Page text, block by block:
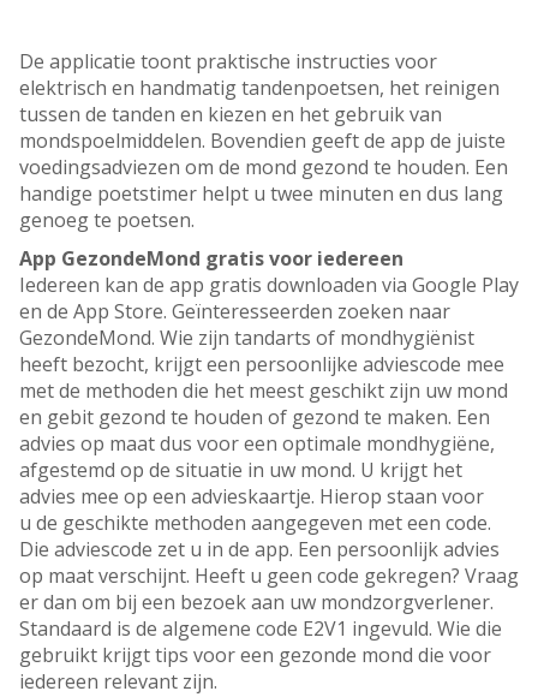
De applicatie toont praktische instructies voor
elektrisch en handmatig tandenpoetsen, het reinigen
tussen de tanden en kiezen en het gebruik van
mondspoelmiddelen. Bovendien geeft de app de juiste
voedingsadviezen om de mond gezond te houden. Een
handige poetstimer helpt u twee minuten en dus lang
genoeg te poetsen.
App GezondeMond gratis voor iedereen
Iedereen kan de app gratis downloaden via Google Play
en de App Store. Geïnteresseerden zoeken naar
GezondeMond. Wie zijn tandarts of mondhygiënist
heeft bezocht, krijgt een persoonlijke adviescode mee
met de methoden die het meest geschikt zijn uw mond
en gebit gezond te houden of gezond te maken. Een
advies op maat dus voor een optimale mondhygiëne,
afgestemd op de situatie in uw mond. U krijgt het
advies mee op een advieskaartje. Hierop staan voor
u de geschikte methoden aangegeven met een code.
Die adviescode zet u in de app. Een persoonlijk advies
op maat verschijnt. Heeft u geen code gekregen? Vraag
er dan om bij een bezoek aan uw mondzorgverlener.
Standaard is de algemene code E2V1 ingevuld. Wie die
gebruikt krijgt tips voor een gezonde mond die voor
iedereen relevant zijn.